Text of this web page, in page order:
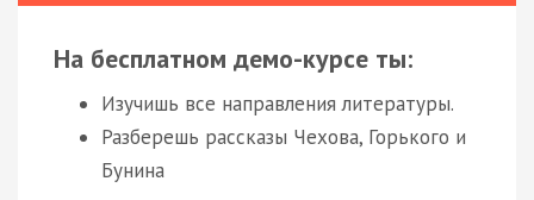
На бесплатном демо-курсе ты:
Изучишь все направления литературы.
Разберешь рассказы Чехова, Горького и
Бунина